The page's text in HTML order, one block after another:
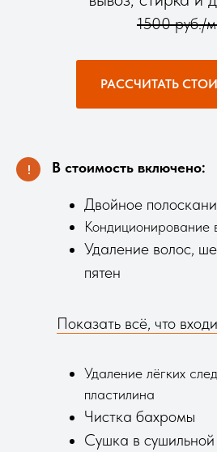
1500 руб./
РАССЧИТАТЬ
! В стоимость включено:
Двойное
Кондиционирование
Удаление волос,
пятен
Показать всё, что
Удаление лёгких
пластилина
Чистка бахромы
Сушка в